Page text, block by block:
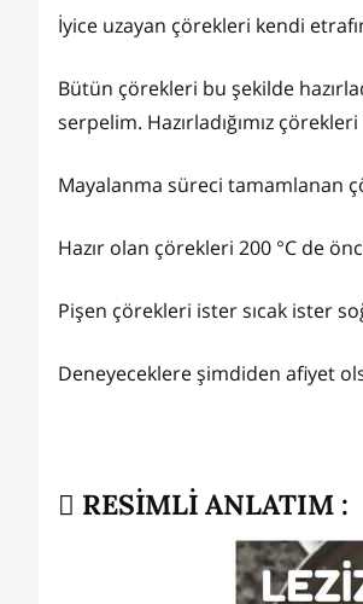
İyice uzayan çörekleri kendi
Bütün çörekleri bu şekilde
serpelim. Hazırladığımız
Mayalanma süreci tamamlanan
Hazır olan çörekleri 200 °C de
Pişen çörekleri ister sıcak ister
Deneyeceklere şimdiden afiyet
RESİMLİ ANLATIM :